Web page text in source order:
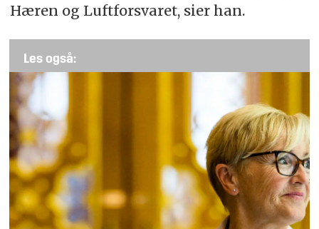
Hæren og Luftforsvaret, sier han.
Les også: